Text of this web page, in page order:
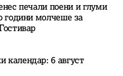
печали поени и глуми
години молчеше за
календар: 6 август